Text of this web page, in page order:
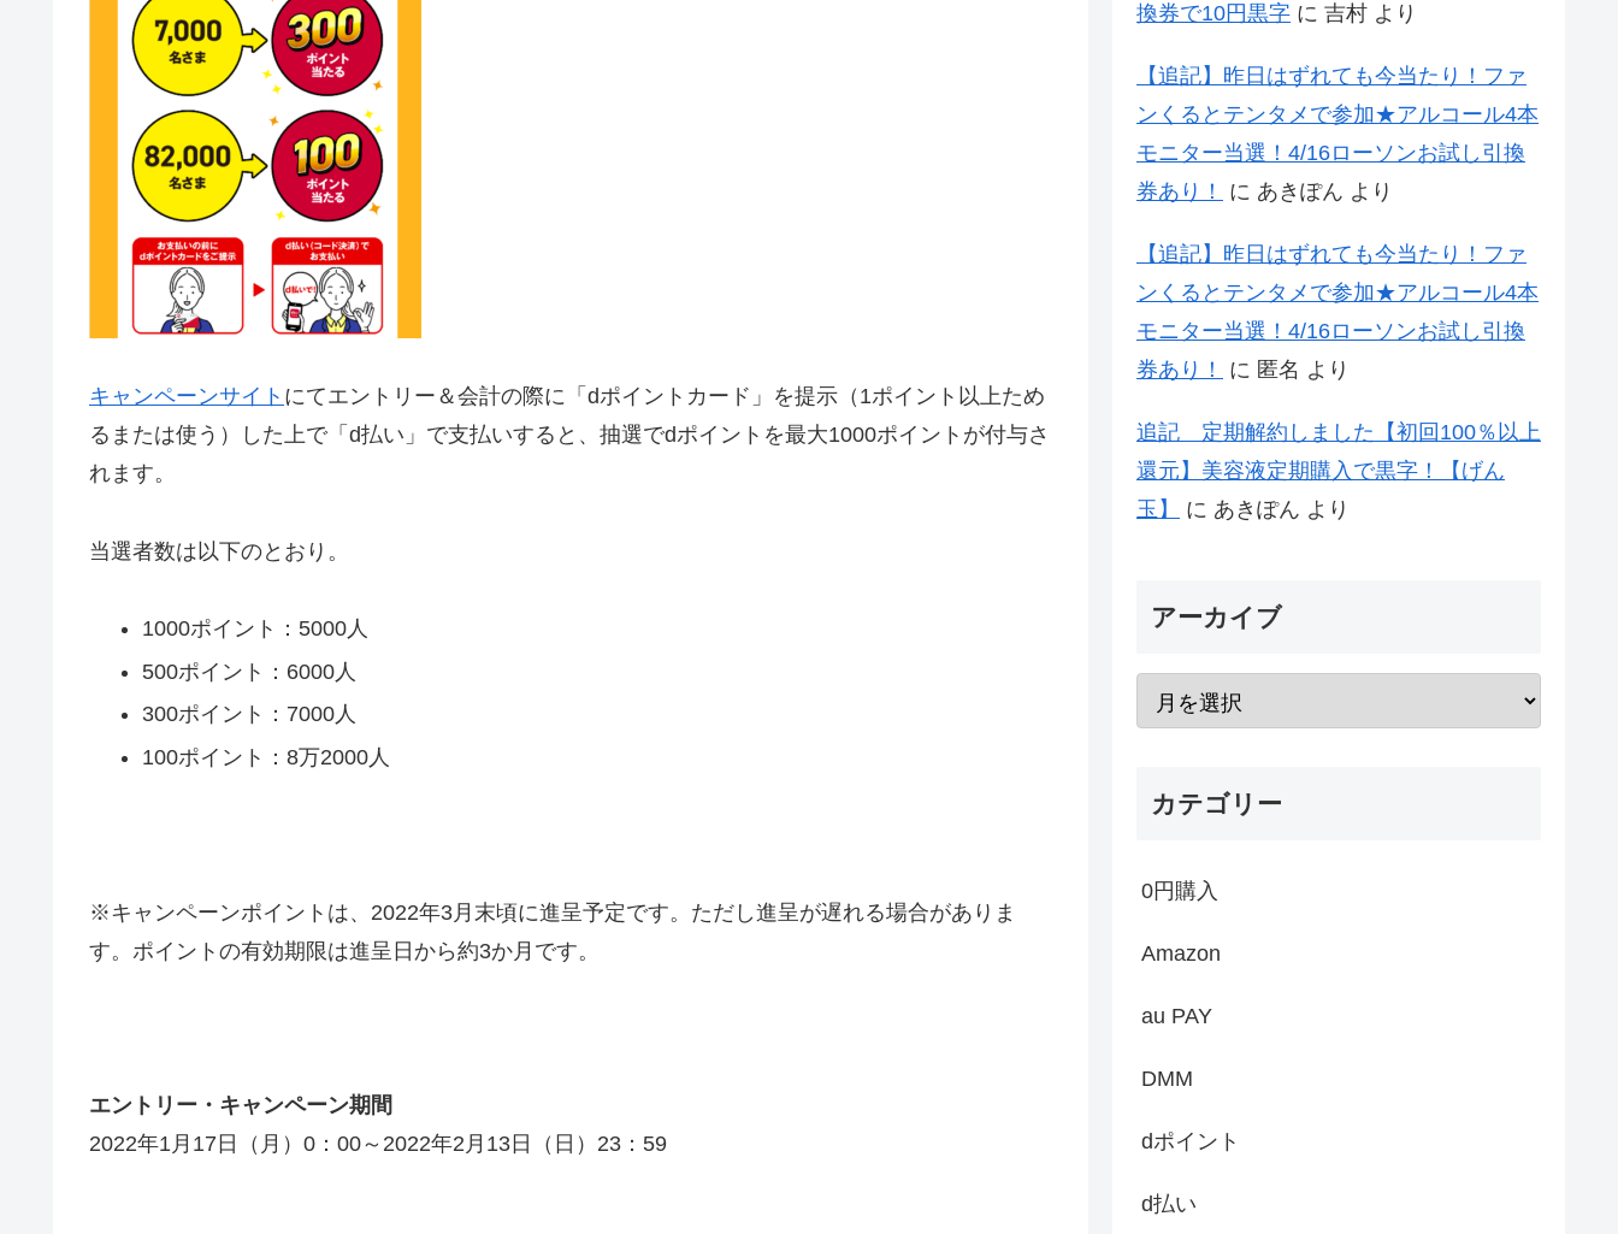
キャンペーンサイト にてエントリー＆会計の際に「dポイントカード」を提示（1ポイント以上ため
るまたは使う）した上で「d払い」で支払いすると、抽選でdポイントを最大1000ポイントが付与さ
れます。
当選者数は以下のとおり。
1000ポイント：5000人
500ポイント：6000人
300ポイント：7000人
100ポイント：8万2000人
※キャンペーンポイントは、2022年3月末頃に進呈予定です。ただし進呈が遅れる場合がありま
す。ポイントの有効期限は進呈日から約3か月です。
エントリー・キャンペーン期間
2022年1月17日（月）0：00～2022年2月13日（日）23：59
換券で10円黒字 に 吉村 より
【追記】昨日はずれても今当たり！ファ
ンくるとテンタメで参加★アルコール4本
モニター当選！4/16ローソンお試し引換
券あり！
に あきぽん より
【追記】昨日はずれても今当たり！ファ
ンくるとテンタメで参加★アルコール4本
モニター当選！4/16ローソンお試し引換
券あり！
に 匿名 より
追記 定期解約しました【初回100％以上
還元】美容液定期購入で黒字！【げん
玉】
に あきぽん より
アーカイブ
カテゴリー
0円購入
Amazon
au PAY
DMM
dポイント
d払い